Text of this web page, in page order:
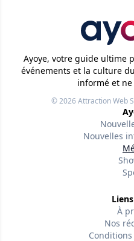
Ayoye, votre guide ultime
événements et la culture
informé et
© 2026Attraction Web
Nouvelles
À
Nos